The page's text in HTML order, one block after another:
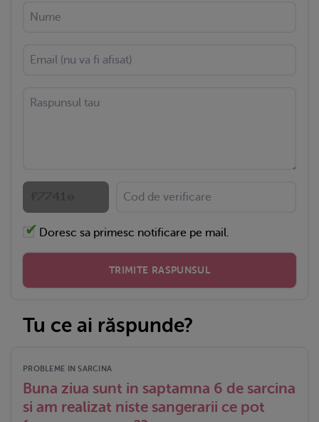
Doresc sa primesc notificare pe mail.
TRIMITE RASPUNSUL
Tu ce ai răspunde?
PROBLEME IN SARCINA
Buna ziua sunt in saptamna 6 de sarcina
si am realizat niste sangerarii ce pot